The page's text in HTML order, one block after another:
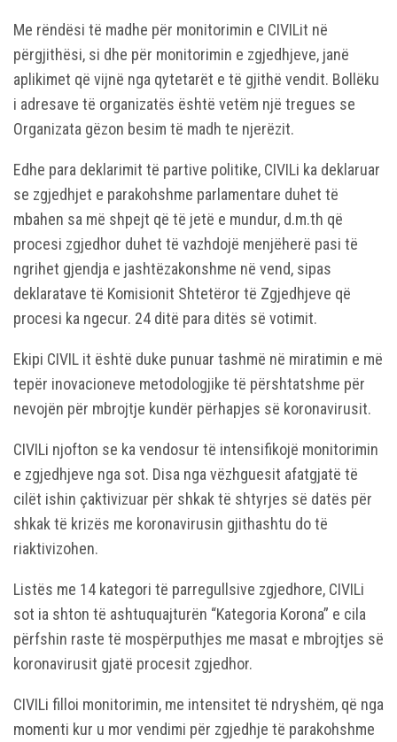
Me rëndësi të madhe për monitorimin e CIVILit në
përgjithësi, si dhe për monitorimin e zgjedhjeve, janë
aplikimet që vijnë nga qytetarët e të gjithë vendit. Bollëku
i adresave të organizatës është vetëm një tregues se
Organizata gëzon besim të madh te njerëzit.
Edhe para deklarimit të partive politike, CIVILi ka deklaruar
se zgjedhjet e parakohshme parlamentare duhet të
mbahen sa më shpejt që të jetë e mundur, d.m.th që
procesi zgjedhor duhet të vazhdojë menjëherë pasi të
ngrihet gjendja e jashtëzakonshme në vend, sipas
deklaratave të Komisionit Shtetëror të Zgjedhjeve që
procesi ka ngecur. 24 ditë para ditës së votimit.
Ekipi CIVIL it është duke punuar tashmë në miratimin e më
tepër inovacioneve metodologjike të përshtatshme për
nevojën për mbrojtje kundër përhapjes së koronavirusit.
CIVILi njofton se ka vendosur të intensifikojë monitorimin
e zgjedhjeve nga sot. Disa nga vëzhguesit afatgjatë të
cilët ishin çaktivizuar për shkak të shtyrjes së datës për
shkak të krizës me koronavirusin gjithashtu do të
riaktivizohen.
Listës me 14 kategori të parregullsive zgjedhore, CIVILi
sot ia shton të ashtuquajturën “Kategoria Korona” e cila
përfshin raste të mospërputhjes me masat e mbrojtjes së
koronavirusit gjatë procesit zgjedhor.
CIVILi filloi monitorimin, me intensitet të ndryshëm, që nga
momenti kur u mor vendimi për zgjedhje të parakohshme